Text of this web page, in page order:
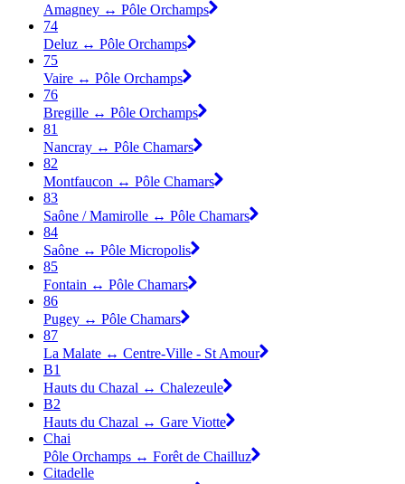
Amagney ↔ Pôle Orchamps
74
Deluz ↔ Pôle Orchamps
75
Vaire ↔ Pôle Orchamps
76
Bregille ↔ Pôle Orchamps
81
Nancray ↔ Pôle Chamars
82
Montfaucon ↔ Pôle Chamars
83
Saône / Mamirolle ↔ Pôle Chamars
84
Saône ↔ Pôle Micropolis
85
Fontain ↔ Pôle Chamars
86
Pugey ↔ Pôle Chamars
87
La Malate ↔ Centre-Ville - St Amour
B1
Hauts du Chazal ↔ Chalezeule
B2
Hauts du Chazal ↔ Gare Viotte
Chai
Pôle Orchamps ↔ Forêt de Chailluz
Citadelle